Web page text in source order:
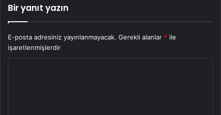
Bir yanıt yazın
E-posta adresiniz yayınlanmayacak. Gerekli alanlar * ile
işaretlenmişlerdir